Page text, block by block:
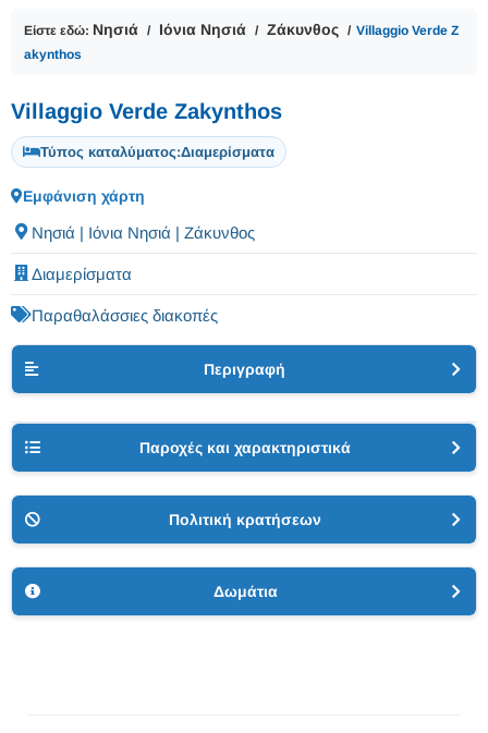
Είστε εδώ: Νησιά Ιόνια Νησιά Ζάκυνθος
Villaggio Verde Z
akynthos
Villaggio Verde Zakynthos
Τύπος καταλύματος:Διαμερίσματα
Εμφάνιση χάρτη
Νησιά | Ιόνια Νησιά | Ζάκυνθος
Διαμερίσματα
Παραθαλάσσιες διακοπές
Περιγραφή
Παροχές και χαρακτηριστικά
Πολιτική κρατήσεων
Δωμάτια